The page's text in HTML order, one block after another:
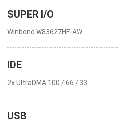
SUPER I/O
Winbond W83627HF-AW
IDE
2x UltraDMA 100 / 66 / 33
USB